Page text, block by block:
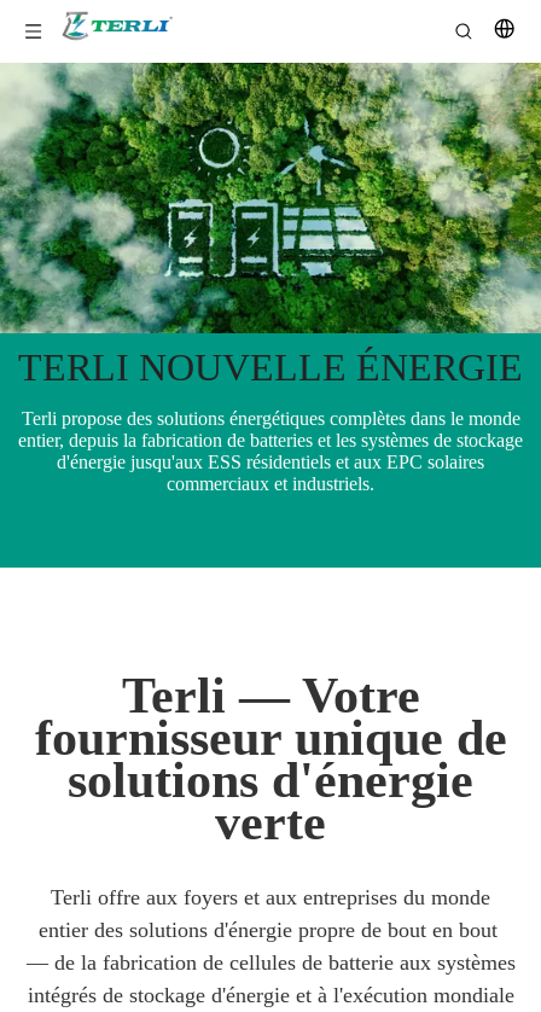
TERLI NOUVELLE ÉNERGIE
Terli propose des solutions énergétiques complètes dans le monde
entier, depuis la fabrication de batteries et les systèmes de stockage
d'énergie jusqu'aux ESS résidentiels et aux EPC solaires
commerciaux et industriels.
Terli — Votre
fournisseur unique de
solutions d'énergie
verte
Terli offre aux foyers et aux entreprises du monde
entier des solutions d'énergie propre de bout en bout
— de la fabrication de cellules de batterie aux systèmes
intégrés de stockage d'énergie et à l'exécution mondiale